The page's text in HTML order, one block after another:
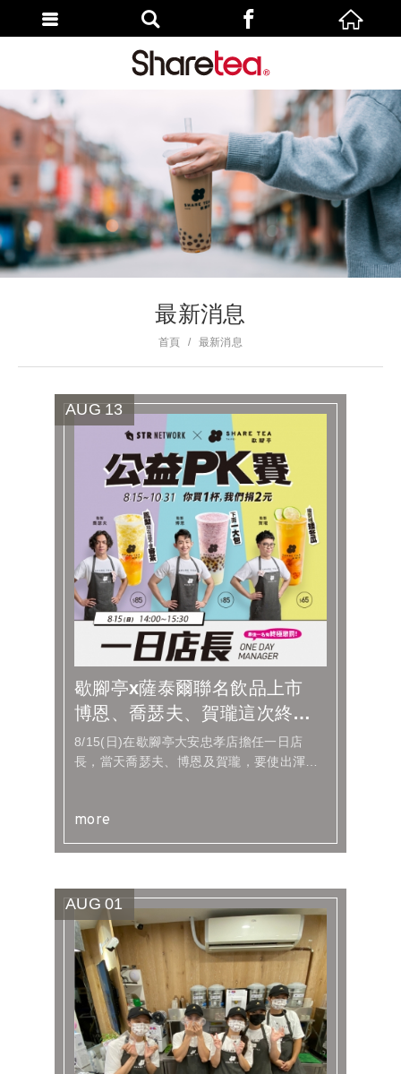
最新消息
首頁 最新消息
AUG 13
歇腳亭x薩泰爾聯名飲品上市
博恩、喬瑟夫、賀瓏這次終於
不演了！ 化身一日店長PK...
8/15(日)在歇腳亭大安忠孝店擔任一日店
長，當天喬瑟夫、博恩及賀瓏，要使出渾身
more
AUG 01